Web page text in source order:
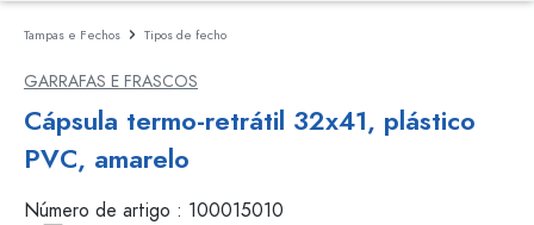
Tampas e Fechos Tipos de fecho
GARRAFAS E FRASCOS
Cápsula termo-retrátil 32x41, plástico
PVC, amarelo
Número de artigo : 100015010